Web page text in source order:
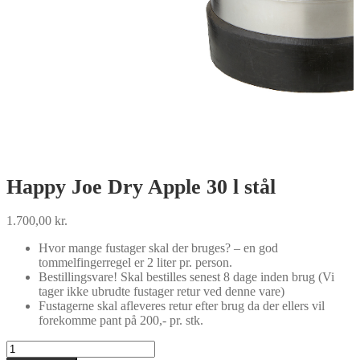
Happy Joe Dry Apple 30 l stål
1.700,00 kr.
Hvor mange fustager skal der bruges? – en god
tommelfingerregel er 2 liter pr. person.
Bestillingsvare! Skal bestilles senest 8 dage inden brug (Vi
tager ikke ubrudte fustager retur ved denne vare)
Fustagerne skal afleveres retur efter brug da der ellers vil
forekomme pant på 200,- pr. stk.
Happy